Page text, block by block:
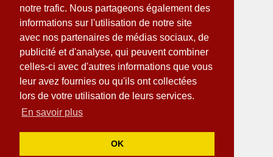
notre trafic. Nous partageons également des
informations sur l'utilisation de notre site
avec nos partenaires de médias sociaux, de
publicité et d'analyse, qui peuvent combiner
celles-ci avec d'autres informations que vous
leur avez fournies ou qu'ils ont collectées
lors de votre utilisation de leurs services.
En savoir plus
OK